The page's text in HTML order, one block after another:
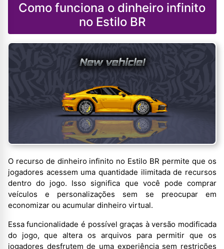
Como funciona o dinheiro infinito
no Estilo BR
O recurso de dinheiro infinito no Estilo BR permite que os
jogadores acessem uma quantidade ilimitada de recursos
dentro do jogo. Isso significa que você pode comprar
veículos e personalizações sem se preocupar em
economizar ou acumular dinheiro virtual.
Essa funcionalidade é possível graças à versão modificada
do jogo, que altera os arquivos para permitir que os
jogadores desfrutem de uma experiência sem restrições